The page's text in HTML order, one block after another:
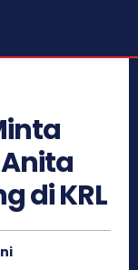
di KRL